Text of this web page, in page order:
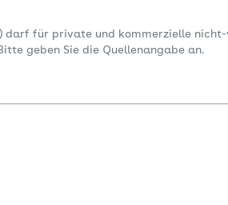
darf für private und kommerzielle
geben Sie die Quellenangabe an.